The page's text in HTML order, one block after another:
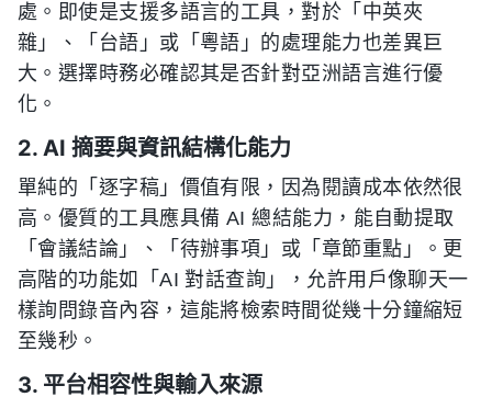
處。即使是支援多語言的工具，對於「中英夾
雜」、「台語」或「粵語」的處理能力也差異巨
大。選擇時務必確認其是否針對亞洲語言進行優
化。
2. AI 摘要與資訊結構化能力
單純的「逐字稿」價值有限，因為閱讀成本依然很
高。優質的工具應具備 AI 總結能力，能自動提取
「會議結論」、「待辦事項」或「章節重點」。更
高階的功能如「AI 對話查詢」，允許用戶像聊天一
樣詢問錄音內容，這能將檢索時間從幾十分鐘縮短
至幾秒。
3. 平台相容性與輸入來源